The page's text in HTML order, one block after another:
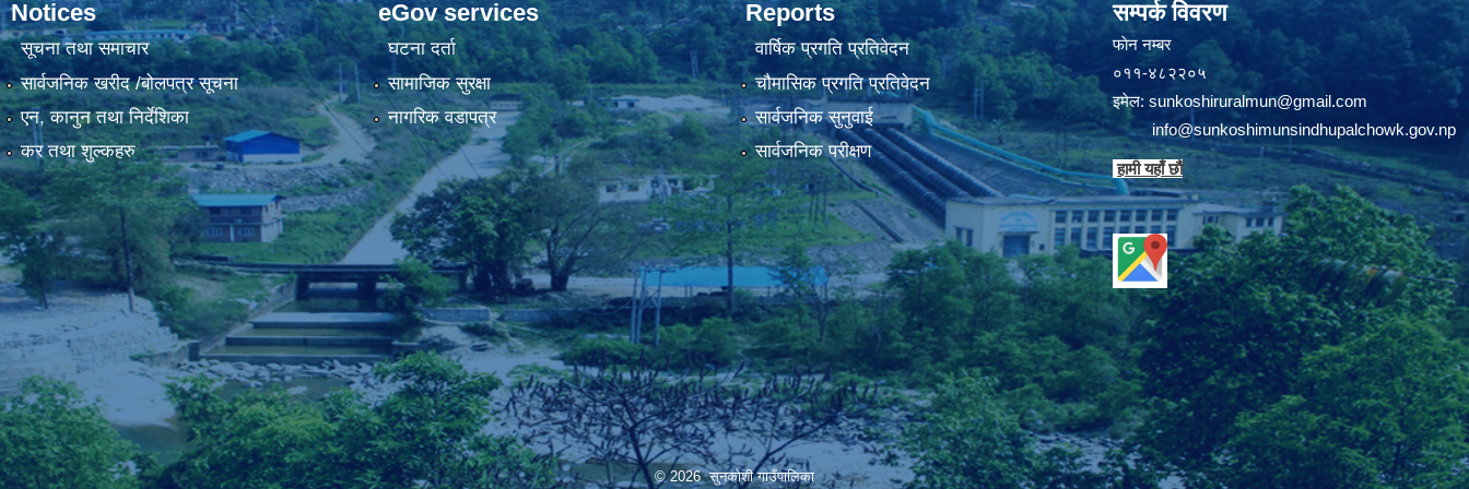
Notices
सूचना तथा समाचार
सार्वजनिक खरीद /बोलपत्र सूचना
एन, कानुन तथा निर्देशिका
कर तथा शुल्कहरु
eGov services
घटना दर्ता
सामाजिक सुरक्षा
नागरिक वडापत्र
Reports
वार्षिक प्रगति प्रतिवेदन
चौमासिक प्रगति प्रतिवेदन
सार्वजनिक सुनुवाई
सार्वजनिक परीक्षण
सम्पर्क विवरण
फाेन न‌‍‍‍‌‌म्बर
०११-४८२२०५
इमेल: sunkoshiruralmun@gmail.com
info@sunkoshimunsindhupalchowk.gov.np
हामी यहाँ छाै‌ं
© 2026 सुनकोशी गाउँपालिका